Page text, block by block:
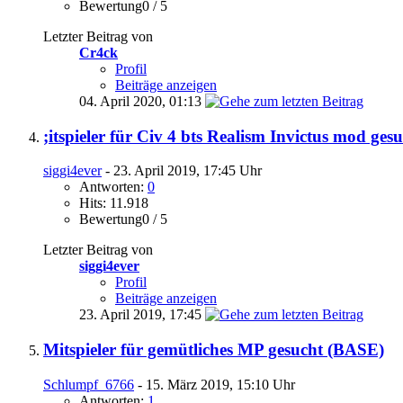
Bewertung0 / 5
Letzter Beitrag von
Cr4ck
Profil
Beiträge anzeigen
04. April 2020, 01:13
;itspieler für Civ 4 bts Realism Invictus mod
siggi4ever- 23. April 2019, 17:45 Uhr
Antworten: 0
Hits: 11.918
Bewertung0 / 5
Letzter Beitrag von
siggi4ever
Profil
Beiträge anzeigen
23. April 2019, 17:45
Mitspieler für gemütliches MP gesucht (BASE)
Schlumpf_6766 - 15. März 2019, 15:10 Uhr